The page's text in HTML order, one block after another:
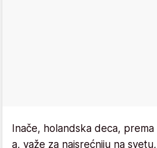
Inače, holandska deca, prema
a, važe za najsrećniju na